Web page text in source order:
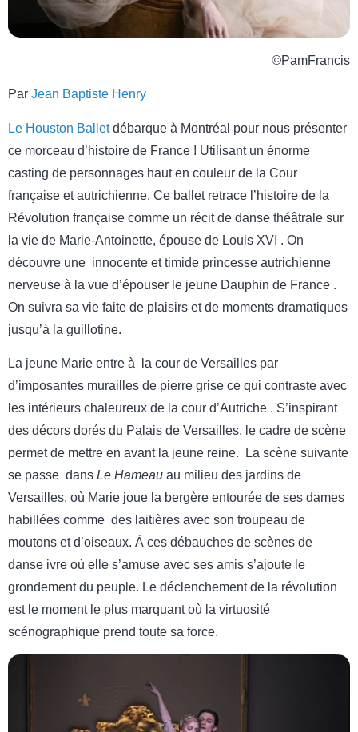
©PamFrancis
Par Jean Baptiste Henry
Le Houston Balletdébarque à Montréal pour nous présenter
ce morceau d’histoire de France ! Utilisant un énorme
casting de personnages haut en couleur de la Cour
française et autrichienne. Ce ballet retrace l’histoire de la
Révolution française comme un récit de danse théâtrale sur
la vie de Marie-Antoinette, épouse de Louis XVI . On
découvre une innocente et timide princesse autrichienne
nerveuse à la vue d’épouser le jeune Dauphin de France .
On suivra sa vie faite de plaisirs et de moments dramatiques
jusqu’à la guillotine.
La jeune Marie entre à la cour de Versailles par
d’imposantes murailles de pierre grise ce qui contraste avec
les intérieurs chaleureux de la cour d’Autriche . S’inspirant
des décors dorés du Palais de Versailles, le cadre de scène
permet de mettre en avant la jeune reine. La scène suivante
se passe dans Le Hameau au milieu des jardins de
Versailles, où Marie joue la bergère entourée de ses dames
habillées comme des laitières avec son troupeau de
moutons et d’oiseaux. À ces débauches de scènes de
danse ivre où elle s’amuse avec ses amis s’ajoute le
grondement du peuple. Le déclenchement de la révolution
est le moment le plus marquant où la virtuosité
scénographique prend toute sa force.